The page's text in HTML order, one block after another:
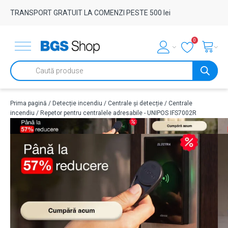
TRANSPORT GRATUIT LA COMENZI PESTE 500 lei
0
Products
search
Prima pagină / Detecție incendiu / Centrale și detecție / Centrale
incendiu / Repetor pentru centralele adresabile - UNIPOS IFS7002R